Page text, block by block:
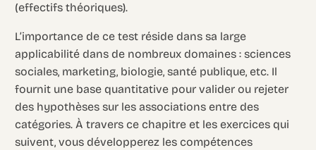
(effectifs théoriques).
L’importance de ce test réside dans sa large
applicabilité dans de nombreux domaines : sciences
sociales, marketing, biologie, santé publique, etc. Il
fournit une base quantitative pour valider ou rejeter
des hypothèses sur les associations entre des
catégories. À travers ce chapitre et les exercices qui
suivent, vous développerez les compétences